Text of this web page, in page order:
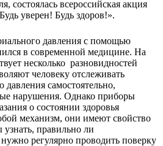
состоялась всероссийская акция
уверен! Будь здоров!».
давления с помощью
в современной медицине. На
несколько разновидностей
человеку отслеживать
давления самостоятельно,
нарушения. Однако приборы
о состоянии здоровья
механизм, они имеют свойство
правильно ли
регулярно проводить поверку